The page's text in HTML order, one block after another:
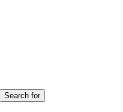
Search for